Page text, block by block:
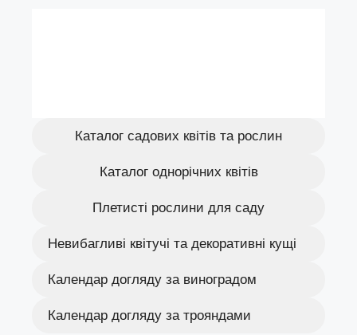
Каталог садових квітів та рослин
Каталог однорічних квітів
Плетисті рослини для саду
Невибагливі квітучі та декоративні кущі
Календар догляду за виноградом
Календар догляду за трояндами